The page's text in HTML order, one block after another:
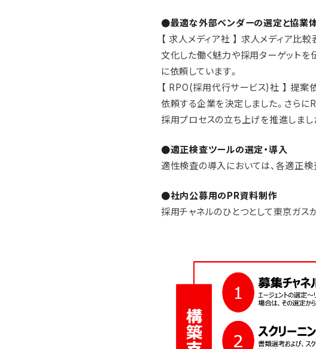
●最適な外部ベンダーの選定と協業
【 求人メディア社 】 求人メディア比
文化した働く魅力や採用ターゲットを
に依頼しています。
【 RPO(採用代行サービス)社 】 提案
依頼する企業を決定しました。さらに
採用プロセスの立ち上げを推進しまし
●適正検査ツールの選定・導入
適性検査の導入においては、各適正検
●社内公募用のPR資料制作
採用チャネルのひとつとして東京ガス